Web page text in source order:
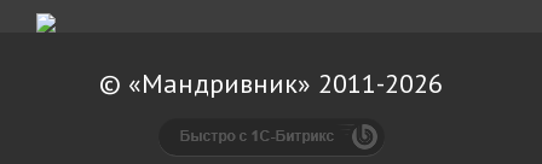
© «Мандривник» 2011-2026